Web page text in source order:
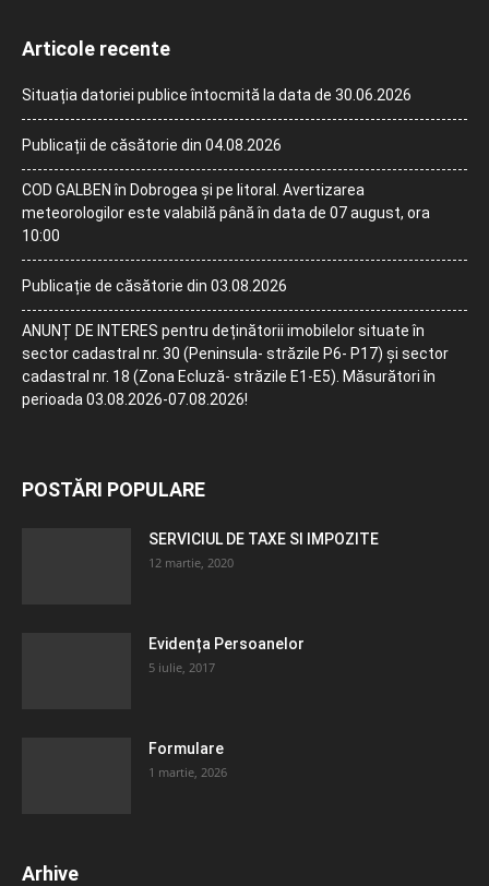
Articole recente
Situația datoriei publice întocmită la data de 30.06.2026
Publicații de căsătorie din 04.08.2026
COD GALBEN în Dobrogea și pe litoral. Avertizarea
meteorologilor este valabilă până în data de 07 august, ora
10:00
Publicație de căsătorie din 03.08.2026
ANUNȚ DE INTERES pentru deținătorii imobilelor situate în
sector cadastral nr. 30 (Peninsula- străzile P6- P17) și sector
cadastral nr. 18 (Zona Ecluză- străzile E1-E5). Măsurători în
perioada 03.08.2026-07.08.2026!
POSTĂRI POPULARE
SERVICIUL DE TAXE SI IMPOZITE
12 martie, 2020
Evidența Persoanelor
5 iulie, 2017
Formulare
1 martie, 2026
Arhive